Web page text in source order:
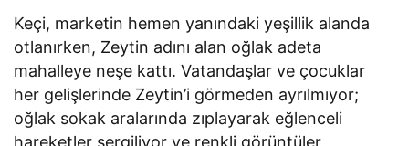
Keçi, marketin hemen yanındaki yeşillik alanda
otlanırken, Zeytin adını alan oğlak adeta
mahalleye neşe kattı. Vatandaşlar ve çocuklar
her gelişlerinde Zeytin’i görmeden ayrılmıyor;
oğlak sokak aralarında zıplayarak eğlenceli
hareketler sergiliyor ve renkli görüntüler